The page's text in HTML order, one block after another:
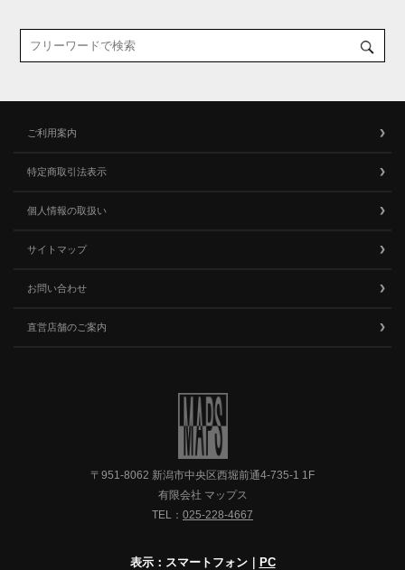
ご利用案内
特定商取引法表示
個人情報の取扱い
サイトマップ
お問い合わせ
直営店舗のご案内
〒951-8062 新潟市中央区西堀前通4-735-1 1F
有限会社 マップス
TEL： 025-228-4667
表示：スマートフォン｜ PC